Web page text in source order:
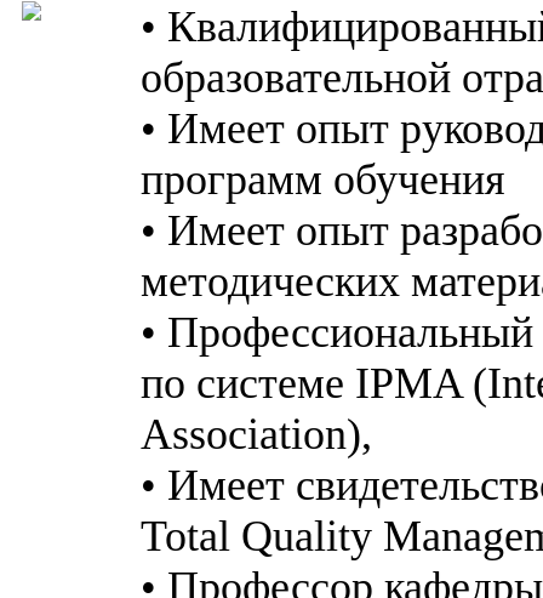
•
образовательной
• Имеет опыт
программ обучения
• Имеет опыт
методических
•
по системе IPMA
Association),
• Имеет
Total Quality
• Профессор